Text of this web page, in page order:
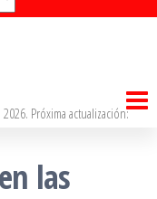
Próxima actualización:
las